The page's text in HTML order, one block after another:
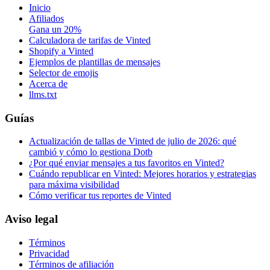
Inicio
Afiliados
Gana un 20%
Calculadora de tarifas de Vinted
Shopify a Vinted
Ejemplos de plantillas de mensajes
Selector de emojis
Acerca de
llms.txt
Guías
Actualización de tallas de Vinted de julio de 2026: qué
cambió y cómo lo gestiona Dotb
¿Por qué enviar mensajes a tus favoritos en Vinted?
Cuándo republicar en Vinted: Mejores horarios y estrategias
para máxima visibilidad
Cómo verificar tus reportes de Vinted
Aviso legal
Términos
Privacidad
Términos de afiliación